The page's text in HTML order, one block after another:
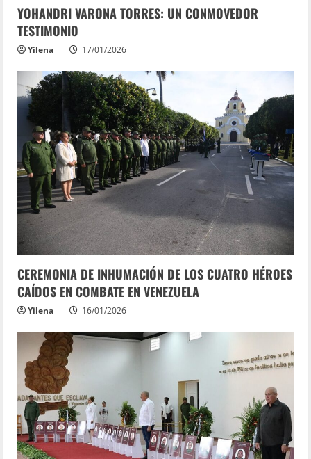
YOHANDRI VARONA TORRES: UN CONMOVEDOR
TESTIMONIO
Yilena 17/01/2026
CEREMONIA DE INHUMACIÓN DE LOS CUATRO HÉROES
CAÍDOS EN COMBATE EN VENEZUELA
Yilena 16/01/2026